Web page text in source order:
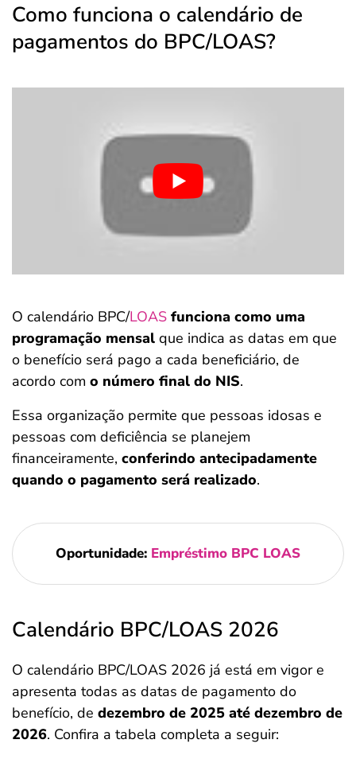
Como funciona o calendário de
pagamentos do BPC/LOAS?
O calendário BPC/LOAS funciona como uma
programação mensal que indica as datas em que
o benefício será pago a cada beneficiário, de
acordo com o número final do NIS.
Essa organização permite que pessoas idosas e
pessoas com deficiência se planejem
financeiramente, conferindo antecipadamente
quando o pagamento será realizado.
Oportunidade: Empréstimo BPC LOAS
Calendário BPC/LOAS 2026
O calendário BPC/LOAS 2026 já está em vigor e
apresenta todas as datas de pagamento do
benefício, de dezembro de 2025 até dezembro de
2026. Confira a tabela completa a seguir: